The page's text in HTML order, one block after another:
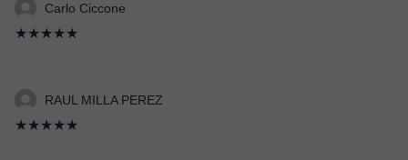
Carlo Ciccone
★★★★★
RAUL MILLA PEREZ
★★★★★